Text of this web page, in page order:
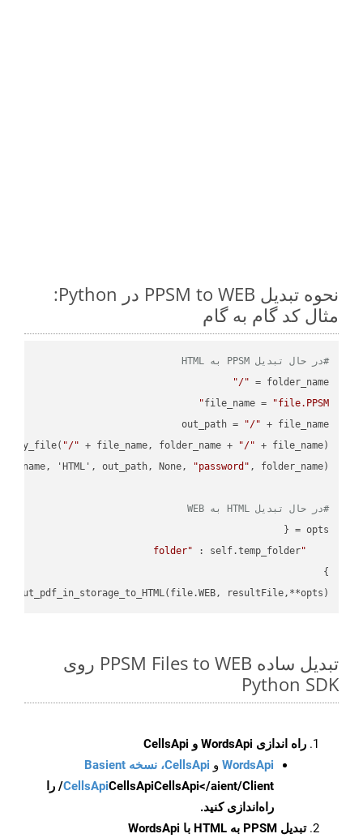
نحوه تبدیل PPSM to WEB در Python:
مثال کد گام به گام
#در حال تبدیل PPSM به HTML
folder_name =
"/"
file_name =
"file.PPSM"
out_path =
"/"
"/" + file_name, folder_name +
"/"
'HTML', out_path, None,
"password"
#در حال تبدیل HTML به WEB
"folder"
resultFile,**opts)
تبدیل ساده PPSM Files to WEB روی
Python SDK
راه اندازی WordsApi و CellsApi
WordsApi و CellsApi، نسخه Basient
CellsApiCellsApi
CellsApi</aient/Client/ را
راه‌اندازی کنید.
تبدیل PPSM به HTML با WordsApi